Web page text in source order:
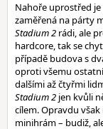
Nahoře uprostřed
zaměřená na párty
Stadium 2 rádi, ale
hardcore, tak se
případě budova s
oproti všemu
dalšími až čtyřmi
Stadium 2 jen kvůli
cílem. Opravdu
minihrám – budiž,